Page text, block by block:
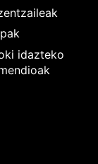
idazteko